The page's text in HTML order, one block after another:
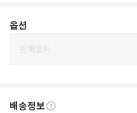
옵션
판매중지
배송정보